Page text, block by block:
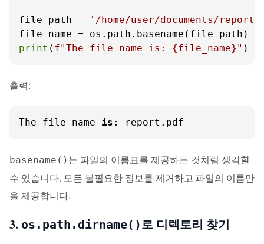
file_path =
'/home/user/documents/
print ( f"The file name is: {file_name} " )
출력:
The file name is : report.pdf
basename() 는 파일의 이름표를 제공하는 것처럼 생각할
수 있습니다. 모든 불필요한 정보를 제거하고 파일의 이름만
을 제공합니다.
3. os.path.dirname()로 디렉토리 찾기